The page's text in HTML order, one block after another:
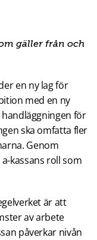
gäller från och
en ny lag för
med en ny
för
ska omfatta fler
Genom
kassans roll som
är att
av arbete
påverkar nivån